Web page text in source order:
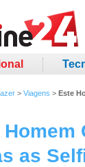
> Viagens > Este
Homem
as